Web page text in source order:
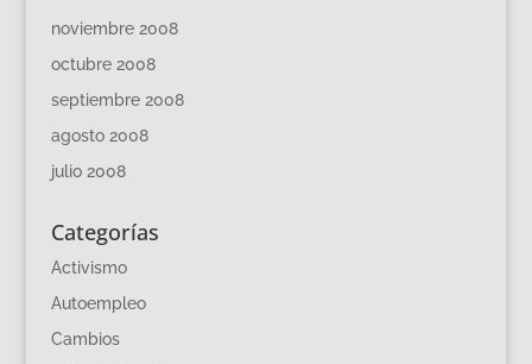
noviembre 2008
octubre 2008
septiembre 2008
agosto 2008
julio 2008
Categorías
Activismo
Autoempleo
Cambios